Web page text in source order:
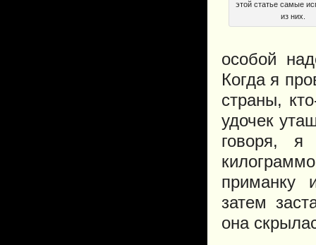
этой статье самые
из них.
особой
Когда я
страны,
удочек
говоря, я
приманку
затем
она